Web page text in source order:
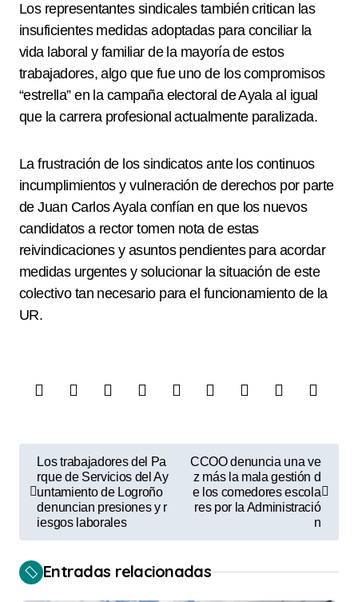
Los representantes sindicales también critican las
insuficientes medidas adoptadas para conciliar la
vida laboral y familiar de la mayoría de estos
trabajadores, algo que fue uno de los compromisos
“estrella” en la campaña electoral de Ayala al igual
que la carrera profesional actualmente paralizada.
La frustración de los sindicatos ante los continuos
incumplimientos y vulneración de derechos por parte
de Juan Carlos Ayala confían en que los nuevos
candidatos a rector tomen nota de estas
reivindicaciones y asuntos pendientes para acordar
medidas urgentes y solucionar la situación de este
colectivo tan necesario para el funcionamiento de la
UR.
a
e
g
a
Los trabajadores del Pa
rque de Servicios del Ay
untamiento de Logroño
denuncian presiones y r
iesgos laborales
CCOO denuncia una ve
z más la mala gestión d
e los comedores escola
res por la Administració
n
Entradas relacionadas